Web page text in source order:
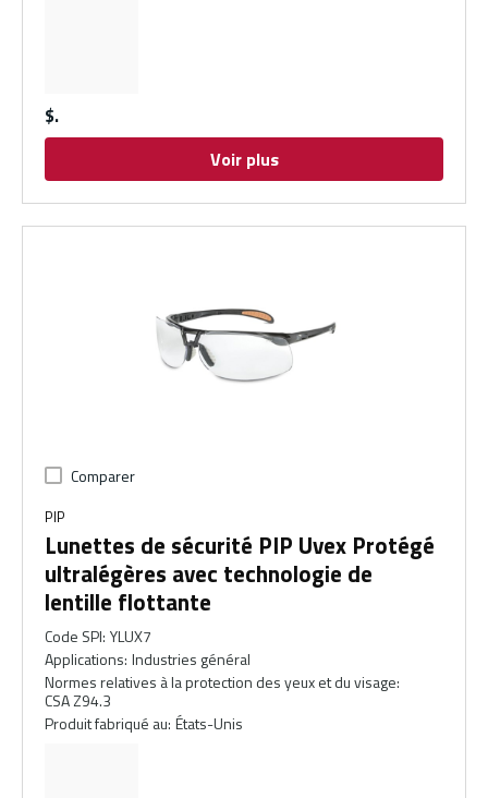
$
Voir plus
Comparer
PIP
Lunettes de sécurité PIP Uvex Protégé
ultralégères avec technologie de
lentille flottante
Code SPI: YLUX7
Applications: Industries général
Normes relatives à la protection des yeux et du visage:
CSA Z94.3
Produit fabriqué au: États-Unis